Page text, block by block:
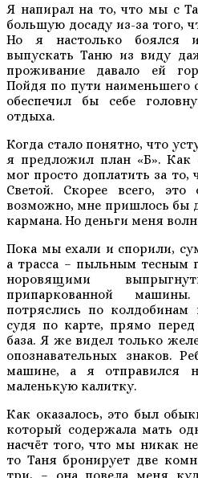
Я напирал на то, что мы с
большую досаду из-за того,
Но я настолько боялся
выпускать Таню из виду
проживание давало ей
Пойдя по пути наименьшего
обеспечил бы себе
отдыха.
Когда стало понятно, что
я предложил план «Б». Как
мог просто доплатить за то,
Светой. Скорее всего,
возможно, мне пришлось бы
кармана. Но деньги меня
Пока мы ехали и спорили,
а трасса – пыльным тесным
норовящими
припаркованной
потряслись по колдобинам
судя по карте, прямо
база. Я же видел только
опознавательных знаков.
машине, а я отправился
маленькую калитку.
Как оказалось, это был
который содержала мать
насчёт того, что мы никак
то Таня бронирует две